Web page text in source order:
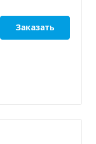
Заказать